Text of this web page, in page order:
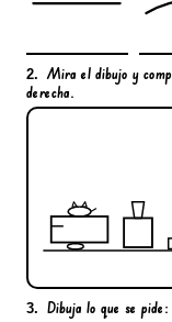
2. Mira el dibujo y
derecha.
3. Dibuja lo que se pide: